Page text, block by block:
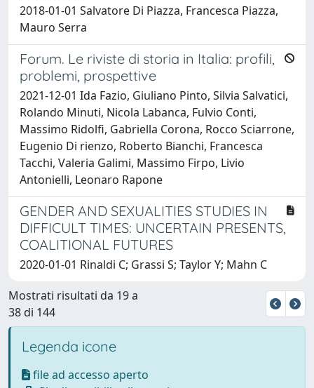
2018-01-01 Salvatore Di Piazza, Francesca Piazza,
Mauro Serra
Forum. Le riviste di storia in Italia: profili,
problemi, prospettive
2021-12-01 Ida Fazio, Giuliano Pinto, Silvia Salvatici,
Rolando Minuti, Nicola Labanca, Fulvio Conti,
Massimo Ridolfi, Gabriella Corona, Rocco Sciarrone,
Eugenio Di rienzo, Roberto Bianchi, Francesca
Tacchi, Valeria Galimi, Massimo Firpo, Livio
Antonielli, Leonaro Rapone
GENDER AND SEXUALITIES STUDIES IN
DIFFICULT TIMES: UNCERTAIN PRESENTS,
COALITIONAL FUTURES
2020-01-01 Rinaldi C; Grassi S; Taylor Y; Mahn C
Mostrati risultati da 19 a
38 di 144
Legenda icone
file ad accesso aperto